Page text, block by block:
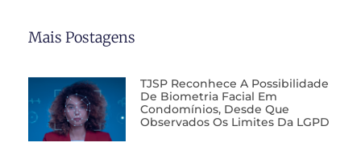
Mais Postagens
TJSP Reconhece A Possibilidade
De Biometria Facial Em
Condomínios, Desde Que
Observados Os Limites Da LGPD